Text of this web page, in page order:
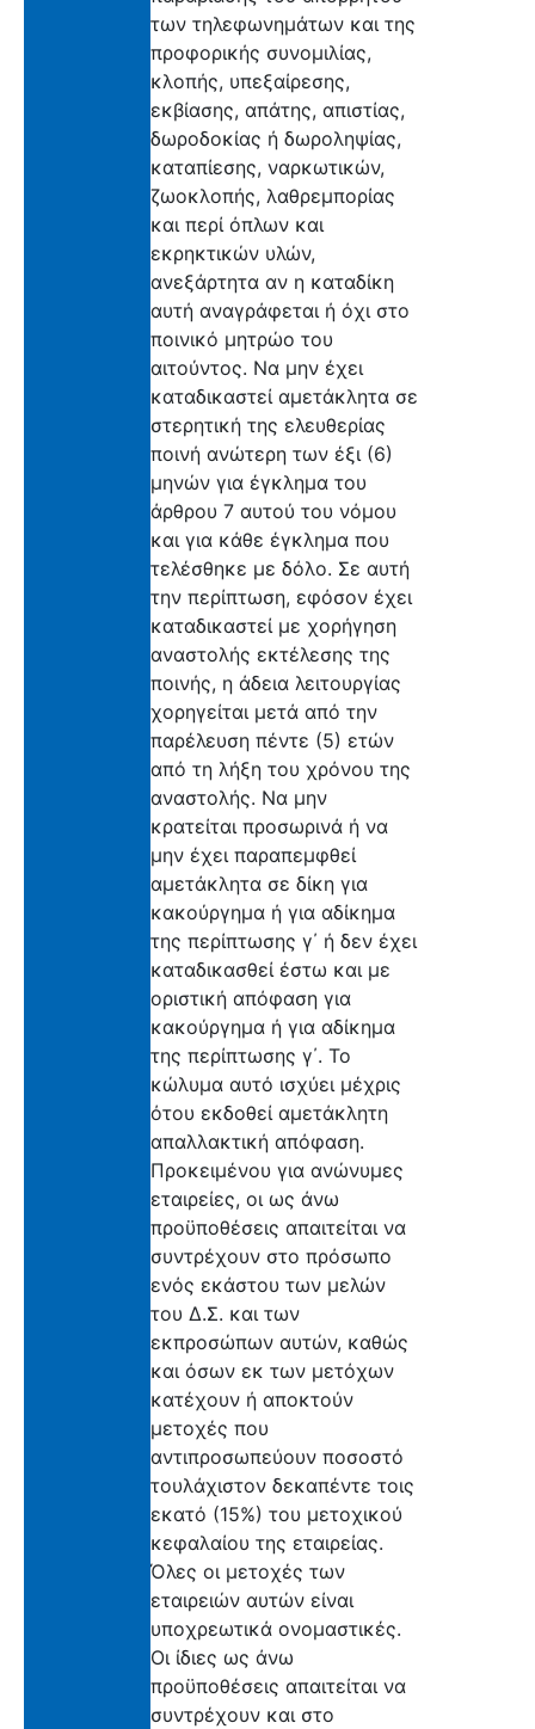
των τηλεφωνημάτων και της
προφορικής συνομιλίας,
κλοπής, υπεξαίρεσης,
εκβίασης, απάτης, απιστίας,
δωροδοκίας ή δωροληψίας,
καταπίεσης, ναρκωτικών,
ζωοκλοπής, λαθρεμπορίας
και περί όπλων και
εκρηκτικών υλών,
ανεξάρτητα αν η καταδίκη
αυτή αναγράφεται ή όχι στο
ποινικό μητρώο του
αιτούντος. Να μην έχει
καταδικαστεί αμετάκλητα σε
στερητική της ελευθερίας
ποινή ανώτερη των έξι (6)
μηνών για έγκλημα του
άρθρου 7 αυτού του νόμου
και για κάθε έγκλημα που
τελέσθηκε με δόλο. Σε αυτή
την περίπτωση, εφόσον έχει
καταδικαστεί με χορήγηση
αναστολής εκτέλεσης της
ποινής, η άδεια λειτουργίας
χορηγείται μετά από την
παρέλευση πέντε (5) ετών
από τη λήξη του χρόνου της
αναστολής. Να μην
κρατείται προσωρινά ή να
μην έχει παραπεμφθεί
αμετάκλητα σε δίκη για
κακούργημα ή για αδίκημα
της περίπτωσης γ΄ ή δεν έχει
καταδικασθεί έστω και με
οριστική απόφαση για
κακούργημα ή για αδίκημα
της περίπτωσης γ΄. Το
κώλυμα αυτό ισχύει μέχρις
ότου εκδοθεί αμετάκλητη
απαλλακτική απόφαση.
Προκειμένου για ανώνυμες
εταιρείες, οι ως άνω
προϋποθέσεις απαιτείται να
συντρέχουν στο πρόσωπο
ενός εκάστου των μελών
του Δ.Σ. και των
εκπροσώπων αυτών, καθώς
και όσων εκ των μετόχων
κατέχουν ή αποκτούν
μετοχές που
αντιπροσωπεύουν ποσοστό
τουλάχιστον δεκαπέντε τοις
εκατό (15%) του μετοχικού
κεφαλαίου της εταιρείας.
Όλες οι μετοχές των
εταιρειών αυτών είναι
υποχρεωτικά ονομαστικές.
Οι ίδιες ως άνω
προϋποθέσεις απαιτείται να
συντρέχουν και στο